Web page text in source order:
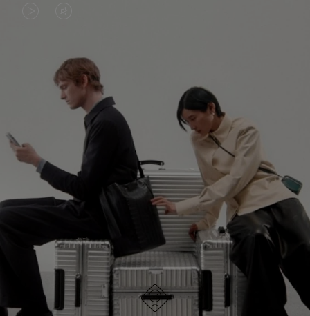
IST
NICHT
PAUSIERT,
BITTE
DRÜCKEN
SIE,
ES
ANZUHALTEN
STUMMGESCHALTET,
BITTE
KLICKEN
SIE
ZUM
AUFHEBEN
STUMMSCHALTUNG
ENTDECKEN SIE NOCH MEHR
HIER GELANGEN SIE ZU ALLEN RIMOWA
TASCHEN